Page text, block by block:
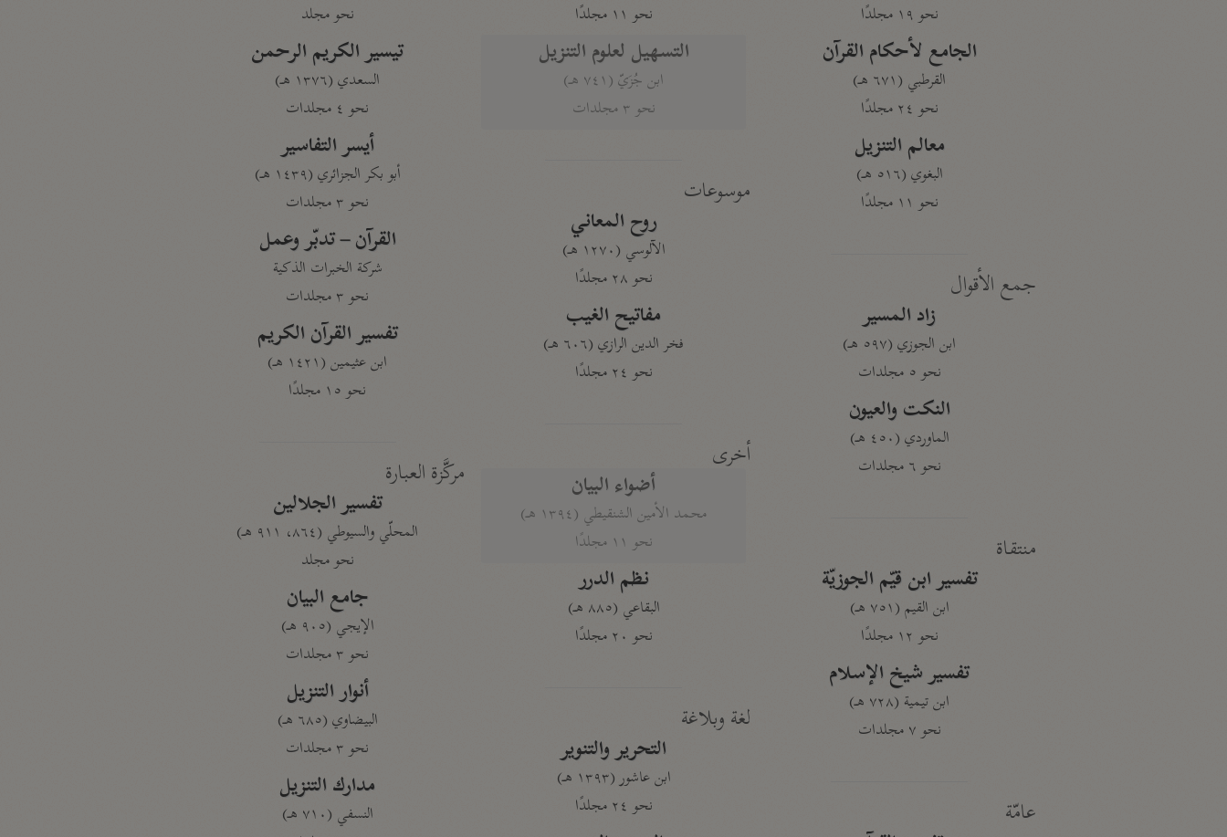
نحو ١٩ مجلدًا
الجامع لأحكام القرآن
القرطبي (٦٧١ هـ)
نحو ٢٤ مجلدًا
معالم التنزيل
البغوي (٥١٦ هـ)
نحو ١١ مجلدًا
جمع الأقوال
زاد المسير
ابن الجوزي (٥٩٧ هـ)
نحو ٥ مجلدات
النكت والعيون
الماوردي (٤٥٠ هـ)
نحو ٦ مجلدات
منتقاة
تفسير ابن قيّم الجوزيّة
ابن القيم (٧٥١ هـ)
نحو ١٢ مجلدًا
تفسير شيخ الإسلام
ابن تيمية (٧٢٨ هـ)
نحو ٧ مجلدات
عامّة
نحو ١١ مجلدًا
التسهيل لعلوم التنزيل
ابن جُزَيّ (٧٤١ هـ)
نحو ٣ مجلدات
موسوعات
روح المعاني
الآلوسي (١٢٧٠ هـ)
نحو ٢٨ مجلدًا
مفاتيح الغيب
فخر الدين الرازي (٦٠٦ هـ)
نحو ٢٤ مجلدًا
أخرى
أضواء البيان
محمد الأمين الشنقيطي (١٣٩٤ هـ)
نحو ١١ مجلدًا
نظم الدرر
البقاعي (٨٨٥ هـ)
نحو ٢٠ مجلدًا
لغة وبلاغة
التحرير والتنوير
ابن عاشور (١٣٩٣ هـ)
نحو ٢٤ مجلدًا
نحو مجلد
تيسير الكريم الرحمن
السعدي (١٣٧٦ هـ)
نحو ٤ مجلدات
أيسر التفاسير
أبو بكر الجزائري (١٤٣٩ هـ)
نحو ٣ مجلدات
القرآن – تدبّر وعمل
شركة الخبرات الذكية
نحو ٣ مجلدات
تفسير القرآن الكريم
ابن عثيمين (١٤٢١ هـ)
نحو ١٥ مجلدًا
مركَّزة العبارة
تفسير الجلالين
المحلّي والسيوطي (٨٦٤، ٩١١ هـ)
نحو مجلد
جامع البيان
الإيجي (٩٠٥ هـ)
نحو ٣ مجلدات
أنوار التنزيل
البيضاوي (٦٨٥ هـ)
نحو ٣ مجلدات
مدارك التنزيل
النسفي (٧١٠ هـ)